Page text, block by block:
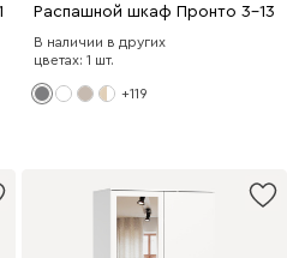
Белый
Распашной шкаф Пронто 3-
В наличии в других
цветах: 1 шт.
+119